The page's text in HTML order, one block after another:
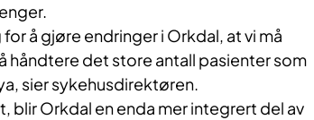
å gjøre endringer i Orkdal, at vi må
håndtere det store antall pasienter som
sier sykehusdirektøren.
blir Orkdal en enda mer integrert del av